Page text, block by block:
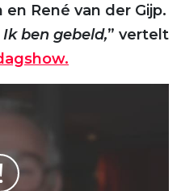
René van der Gijp.
ben gebeld,” vertelt